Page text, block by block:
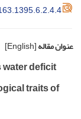
عنوان مقاله[English]
deficit
traits of